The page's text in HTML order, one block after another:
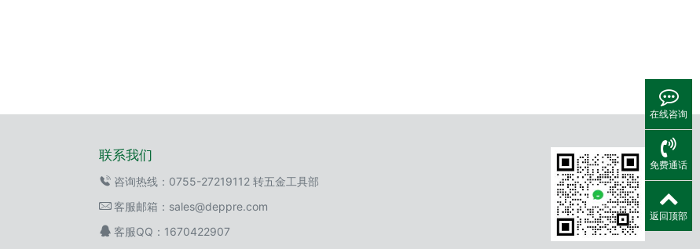
联系我们
咨询热线：0755-27219112 转五金工具部
客服邮箱：sales@deppre.com
客服QQ：1670422907
在线咨询
免费通话
返回顶部